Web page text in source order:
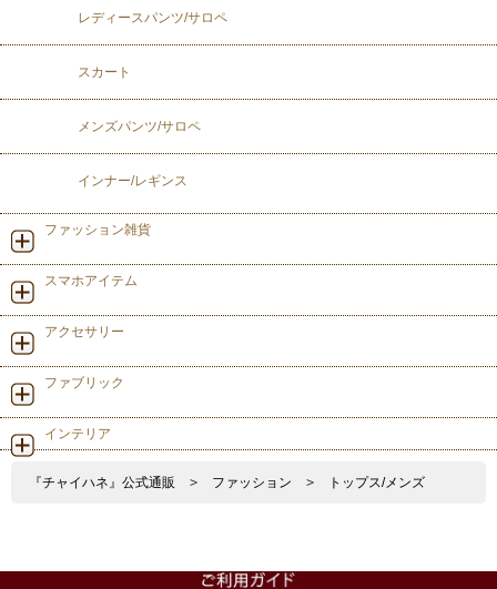
レディースパンツ/サロペ
スカート
メンズパンツ/サロペ
インナー/レギンス
ファッション雑貨
スマホアイテム
アクセサリー
ファブリック
インテリア
『チャイハネ』公式通販 > ファッション > トップス/メンズ